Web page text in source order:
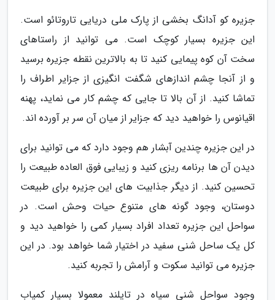
جزیره کو آدانگ بخشی از پارک ملی دریایی تاروتائو است.
این جزیره بسیار کوچک است. می توانید از راستاهای
سخت آن کوه پیمایی کنید تا به بالاترین نقطه جزیره برسید
و از آنجا چشم اندازهای شگفت انگیزی از جزایر اطراف را
تماشا کنید. از آن بالا تا جایی که چشم کار می نماید، پهنه
اقیانوس را خواهید دید که جزایر از میان آن سر بر آورده اند.
در این جزیره چندین آبشار هم وجود دارد که می توانید برای
دیدن آن ها برنامه ریزی کنید و زیبایی فوق العاده طبیعت را
تحسین کنید. از دیگر جذابیت های این جزیره برای طبیعت
دوستان، وجود گونه های متنوع حیات وحش است. در
سواحل این جزیره تعداد افراد بسیار کمی را خواهید دید و
کل یک ساحل شنی سفید در اختیار شما خواهد بود. در این
جزیره می توانید سکوت و آرامش را تجربه کنید.
وجود سواحل شنی سیاه در تایلند معمولا بسیار کمیاب